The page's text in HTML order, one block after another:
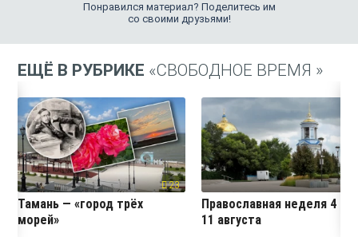
Понравился материал? Поделитесь им
со своими друзьями!
ЕЩЁ В РУБРИКЕ «СВОБОДНОЕ ВРЕМЯ »
23
Тамань — «город трёх
морей»
Православная неделя 4 —
11 августа